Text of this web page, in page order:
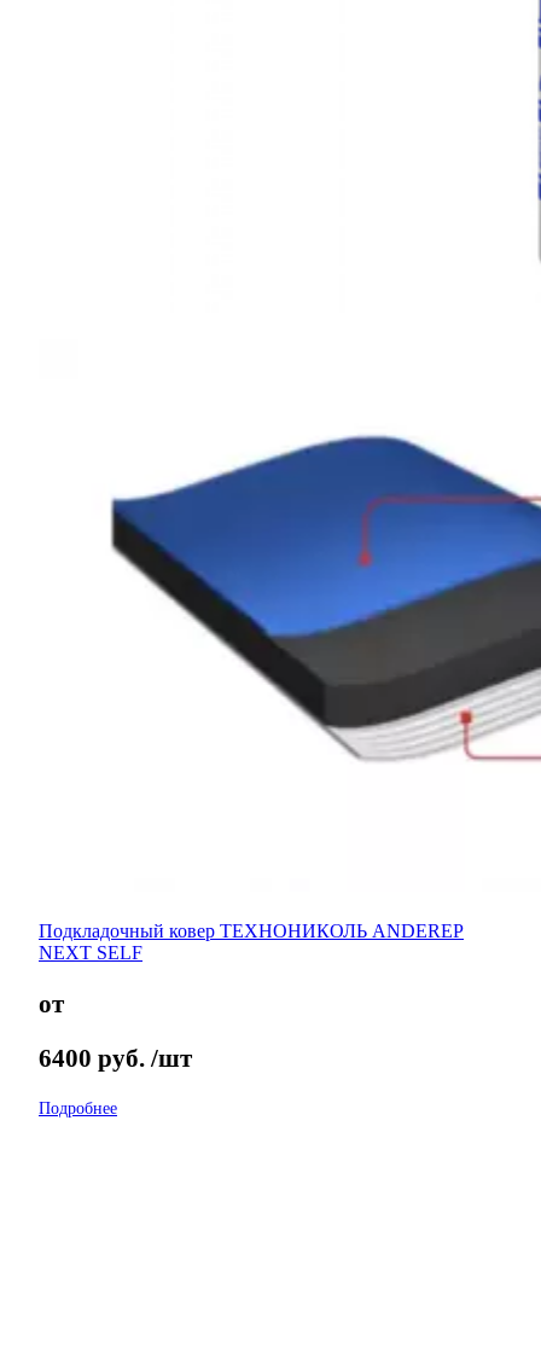
Подкладочный ковер ТЕХНОНИКОЛЬ ANDEREP
NEXT SELF
от
6400 руб. /шт
Подробнее